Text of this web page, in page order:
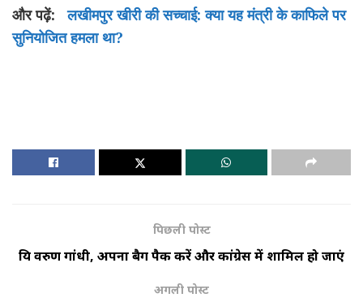
और पढ़ें:
लखीमपुर खीरी की सच्चाई: क्या यह मंत्री के काफिले पर
सुनियोजित हमला था?
पिछली पोस्ट
प्रिय वरुण गांधी, अपना बैग पैक करें और कांग्रेस में शामिल हो जाएं
अगली पोस्ट